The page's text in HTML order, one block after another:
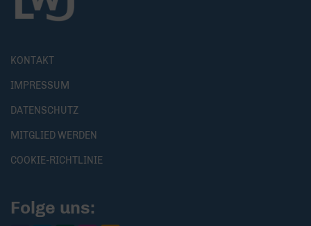
KONTAKT
IMPRESSUM
DATENSCHUTZ
MITGLIED WERDEN
COOKIE-RICHTLINIE
Folge uns: